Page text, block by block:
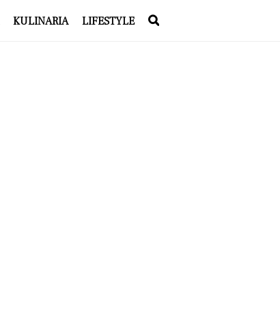
KULINARIA LIFESTYLE